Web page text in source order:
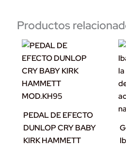
Productos
PEDAL DE EFECTO
DUNLOP CRY BABY
KIRK HAMMETT